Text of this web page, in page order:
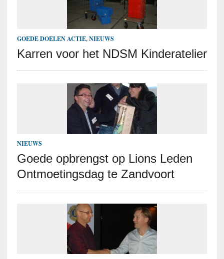
GOEDE DOELEN ACTIE, NIEUWS
Karren voor het NDSM Kinderatelier
NIEUWS
Goede opbrengst op Lions Leden
Ontmoetingsdag te Zandvoort